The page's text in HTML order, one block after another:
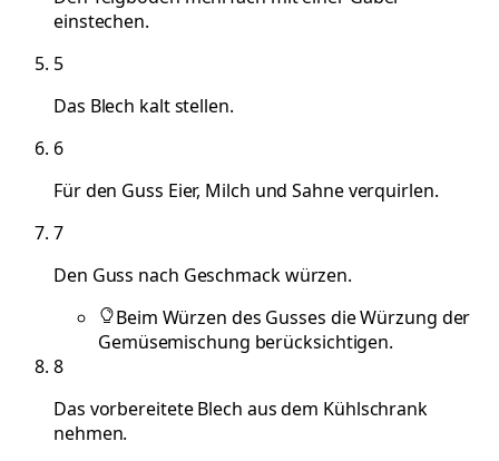
einstechen.
5
Das Blech kalt stellen.
6
Für den Guss Eier, Milch und Sahne verquirlen.
7
Den Guss nach Geschmack würzen.
Beim Würzen des Gusses die Würzung der
Gemüsemischung berücksichtigen.
8
Das vorbereitete Blech aus dem Kühlschrank
nehmen.